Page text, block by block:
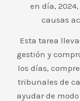
en día,
causas
Esta tarea
gestión y
los días,
tribunales de
ayudar de